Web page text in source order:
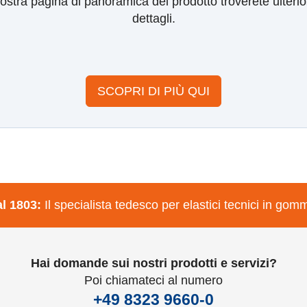
dettagli.
SCOPRI DI PIÙ QUI
1803: Il specialista tedesco per elastici tecnici in
Hai domande sui nostri prodotti e servizi?
Poi chiamateci al numero
+49 8323 9660-0